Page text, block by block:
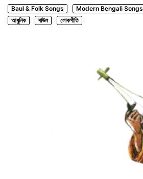
Baul & Folk Songs Modern Bengali Songs
আধুনিক
বাউল লোকগীতি